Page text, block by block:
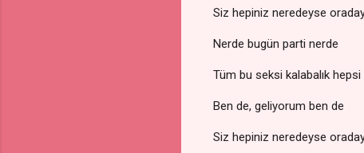
Siz hepiniz neredeyse
Nerde bugün parti nerde
Tüm bu seksi kalabalık hepsi
Ben de, geliyorum ben de
Siz hepiniz neredeyse